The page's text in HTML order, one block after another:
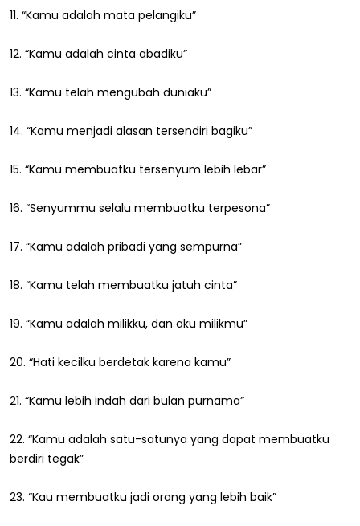
11. “Kamu adalah mata pelangiku”
12. “Kamu adalah cinta abadiku”
13. “Kamu telah mengubah duniaku”
14. “Kamu menjadi alasan tersendiri bagiku”
15. “Kamu membuatku tersenyum lebih lebar”
16. “Senyummu selalu membuatku terpesona”
17. “Kamu adalah pribadi yang sempurna”
18. “Kamu telah membuatku jatuh cinta”
19. “Kamu adalah milikku, dan aku milikmu”
20. “Hati kecilku berdetak karena kamu”
21. “Kamu lebih indah dari bulan purnama”
22. “Kamu adalah satu-satunya yang dapat membuatku
berdiri tegak”
23. “Kau membuatku jadi orang yang lebih baik”